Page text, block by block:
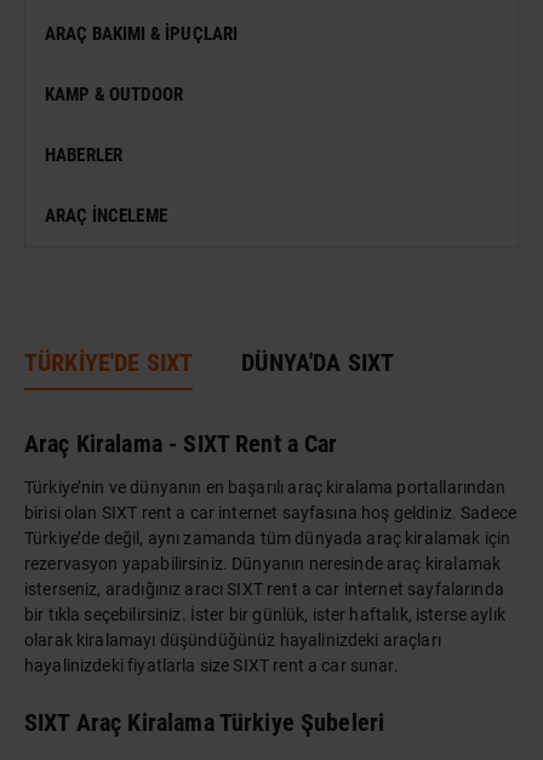
FESTIVAL
ANTIK KENT & ALANLAR
ARAÇ BAKIMI & İPUÇLARI
KAMP & OUTDOOR
HABERLER
ARAÇ İNCELEME
TÜRKİYE'DE SIXT DÜNYA'DA SIXT
Araç Kiralama - SIXT Rent a Car
Türkiye’nin ve dünyanın en başarılı araç kiralama portallarından
birisi olan SIXT rent a car internet sayfasına hoş geldiniz. Sadece
Türkiye’de değil, aynı zamanda tüm dünyada araç kiralamak için
rezervasyon yapabilirsiniz. Dünyanın neresinde araç kiralamak
isterseniz, aradığınız aracı SIXT rent a car internet sayfalarında
bir tıkla seçebilirsiniz. İster bir günlük, ister haftalık, isterse aylık
olarak kiralamayı düşündüğünüz hayalinizdeki araçları
hayalinizdeki fiyatlarla size SIXT rent a car sunar.
SIXT Araç Kiralama Türkiye Şubeleri